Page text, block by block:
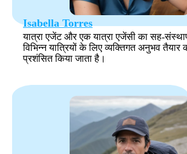
Isabella Torres
यात्रा एजेंट और एक यात्रा एजेंसी का सह-
विभिन्न यात्रियों के लिए व्यक्तिगत अनुभव
प्रशंसित किया जाता है।